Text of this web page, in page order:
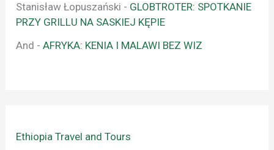
Stanisław Łopuszański - GLOBTROTER: SPOTKANIE
PRZY GRILLU NA SASKIEJ KĘPIE
And -AFRYKA: KENIA I MALAWI BEZ WIZ
Ethiopia Travel and Tours